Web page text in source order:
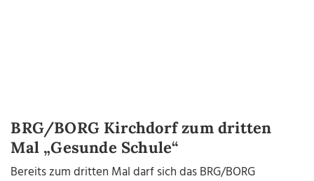
BRG/BORG Kirchdorf zum dritten
Mal „Gesunde Schule“
Bereits zum dritten Mal darf sich das BRG/BORG